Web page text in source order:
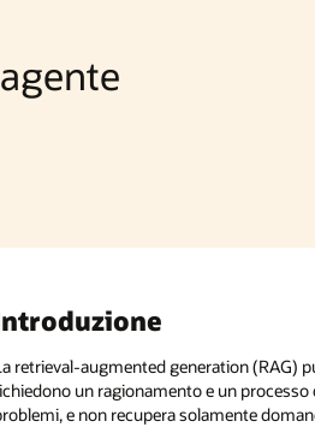
retrieval-augmented generation (RAG)
un ragionamento e un
e non recupera solamente